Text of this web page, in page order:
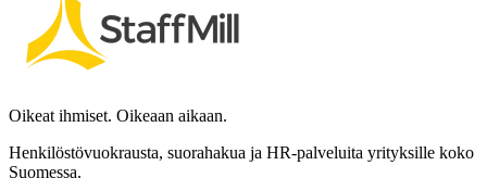
Oikeat ihmiset. Oikeaan aikaan.
Henkilöstövuokrausta, suorahakua ja HR-palveluita yrityksille koko
Suomessa.